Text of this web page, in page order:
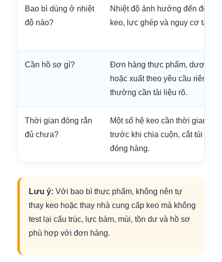
Bao bì dùng ở nhiệt
độ nào?
Nhiệt độ ảnh hưởng đến độ
keo, lực ghép và nguy cơ tách
Cần hồ sơ gì?
Đơn hàng thực phẩm, dược
hoặc xuất theo yêu cầu riêng
thường cần tài liệu rõ.
Thời gian đóng rắn
đủ chưa?
Một số hệ keo cần thời gian ổn
trước khi chia cuộn, cắt túi hoặc
đóng hàng.
Lưu ý: Với bao bì thực phẩm, không nên tự
thay keo hoặc thay nhà cung cấp keo mà không
test lại cấu trúc, lực bám, mùi, tồn dư và hồ sơ
phù hợp với đơn hàng.